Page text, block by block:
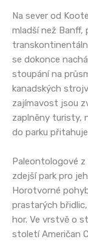
Na sever od
mladší než Banff,
se dokonce
stoupání na
kanadských
zajímavost jsou
zaplněny turisty,
do parku
Paleontologové
zdejší park pro
Horotvorné
prastarých
hor. Ve vrstvě o
století Američan